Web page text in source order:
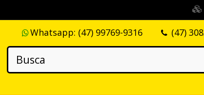
Whatsapp: (47) 99769-9316 (47)